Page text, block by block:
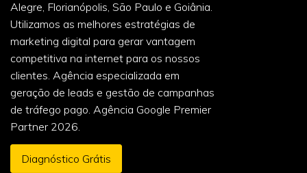
Alegre, Florianópolis, São Paulo e Goiânia.
Utilizamos as melhores estratégias de
marketing digital para gerar vantagem
competitiva na internet para os nossos
clientes. Agência especializada em
geração de leads e gestão de campanhas
de tráfego pago. Agência Google Premier
Partner 2026.
Diagnóstico Grátis